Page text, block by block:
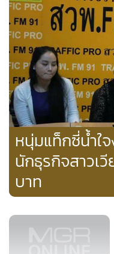
พ่อค้าคนกลางรายนี้บอกอี
จะวิ่งเข้า จ.นครราชสีมา
ลอกต้นหอมตกกิโลกรัมล
ตีรถไปส่งตลาดสุรนครแล
พ่อค้ารายใหญ่ แต่ละราย
เวลาอันรวดเร็ว พ่อค้าใน
ปริมณฑลและจังหวัดใกล้เ
ปัจจุบันตกกิโลกรัมละ
อีกทอดในราคากิโลกรัม
มา ราคาต้นหอมมีราคาแ
ขึ้นอยู่ตามฤดูกาลและกล
จะมีกำไรตามเกษตรกรไป
หนุ่มแท็กซี่น้ำใ
นักธุรกิจสาวเ
บาท